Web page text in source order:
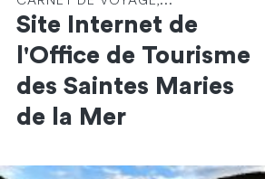
Site Internet de
l'Office de Tourisme
des Saintes Maries
de la Mer